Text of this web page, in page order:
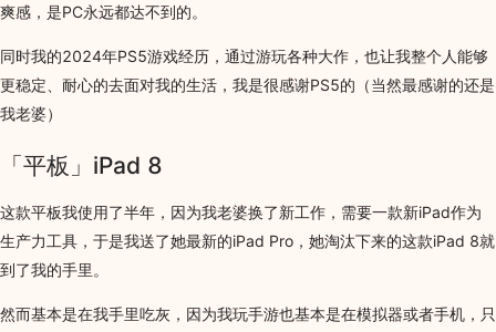
爽感，是PC永远都达不到的。
同时我的2024年PS5游戏经历，通过游玩各种大作，也让我整个人能够
更稳定、耐心的去面对我的生活，我是很感谢PS5的（当然最感谢的还是
我老婆）
「平板」iPad 8
这款平板我使用了半年，因为我老婆换了新工作，需要一款新iPad作为
生产力工具，于是我送了她最新的iPad Pro，她淘汰下来的这款iPad 8就
到了我的手里。
然而基本是在我手里吃灰，因为我玩手游也基本是在模拟器或者手机，只